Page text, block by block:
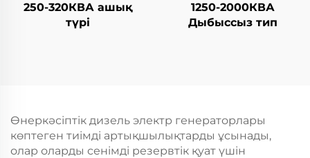
250-320КВА ашық
түрі
1250-2000КВА
Дыбыссыз тип
Өнеркәсіптік дизель электр генераторлары
көптеген тиімді артықшылықтарды ұсынады,
олар оларды сенімді резервтік қуат үшін